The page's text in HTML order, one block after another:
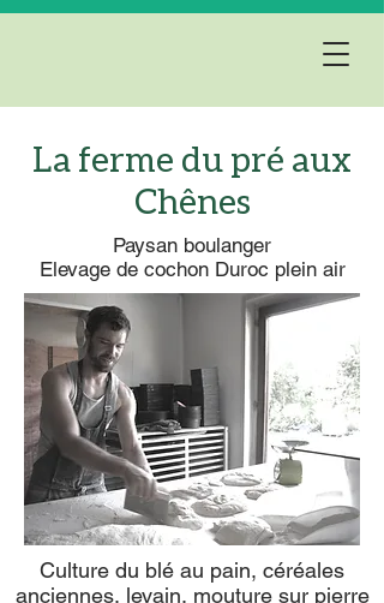
La ferme du pré aux
Chênes
Paysan boulanger
Elevage de cochon Duroc plein air
Culture du blé au pain, céréales
anciennes, levain, mouture sur pierre